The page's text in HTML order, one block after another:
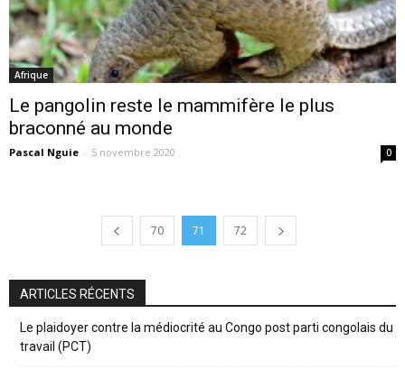
Afrique
Le pangolin reste le mammifère le plus
braconné au monde
Pascal Nguie - 5 novembre 2020 0
70 71 72
ARTICLES RÉCENTS
Le plaidoyer contre la médiocrité au Congo post parti congolais du
travail (PCT)